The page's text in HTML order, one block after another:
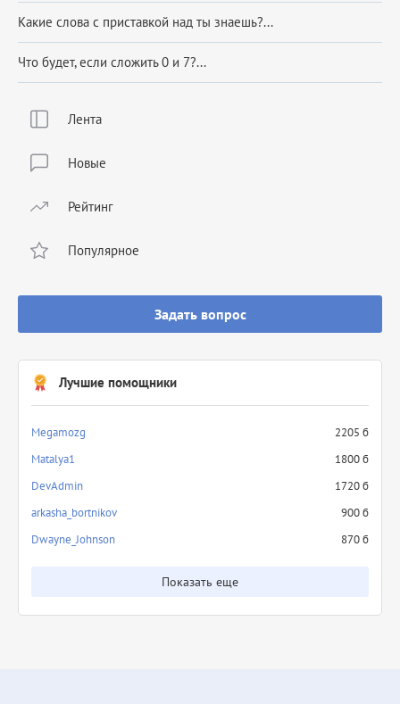
Лента
Новые
Рейтинг
Популярное
Задать вопрос
Лучшие помощники
Megamozg
2205 б
Matalya1
1800 б
DevAdmin
1720 б
arkasha_bortnikov
900 б
Dwayne_Johnson
870 б
Показать еще
Какие слова с приставкой над ты знаешь?...
Что будет, если сложить 0 и 7?...